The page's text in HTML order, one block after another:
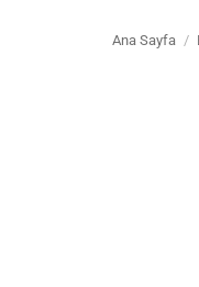
Ana Sayfa /